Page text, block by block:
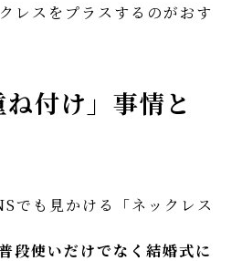
レスをプラスするのがおす
付け」事情と
でも見かける「ネックレス
段使いだけでなく結婚式に